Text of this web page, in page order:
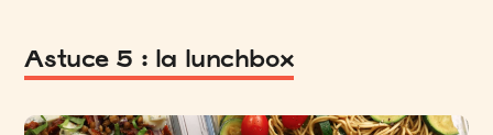
Astuce 5 : la lunchbox